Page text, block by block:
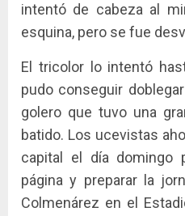
intentó de cabeza al
esquina, pero se fue
El tricolor lo intentó
pudo conseguir
golero que tuvo una
batido. Los ucevistas
capital el día domingo
página y preparar la
Colmenárez en el